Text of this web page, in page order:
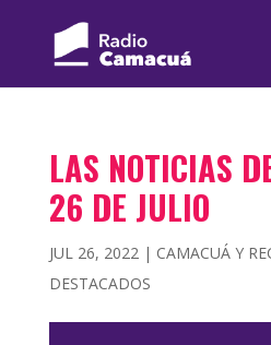
LAS NOTICIAS
26 DE JULIO
JUL 26, 2022| CAMACUÁ Y
DESTACADOS